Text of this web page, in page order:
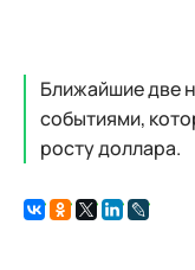
Ближайшие две
событиями,
росту доллара.